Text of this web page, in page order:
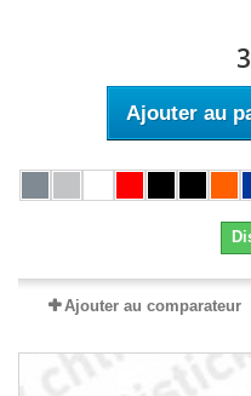
Ajouter au
Ajouter au comparateur